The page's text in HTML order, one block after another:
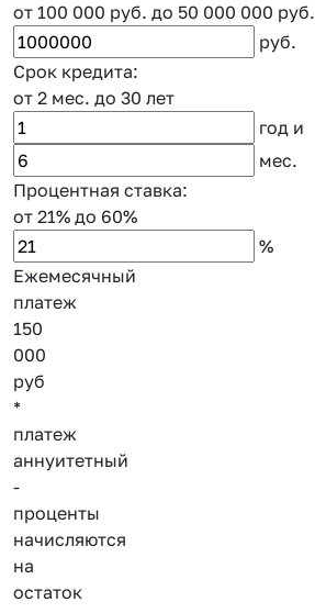
от 100 000 руб. до 50 000 000 руб.
руб.
Срок кредита:
от 2 мес. до 30 лет
год и
мес.
Процентная ставка:
от 21% до 60%
%
Ежемесячный
платеж
150
000
руб
*
платеж
аннуитетный
-
проценты
начисляются
на
остаток